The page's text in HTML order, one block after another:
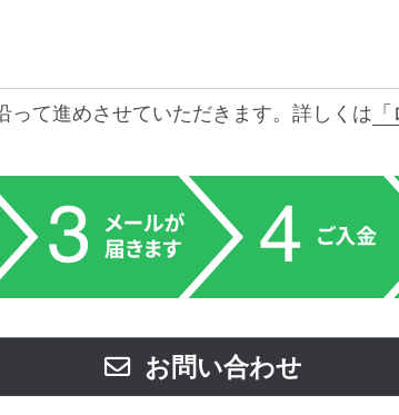
って進めさせていただきます。詳しくは
お問い合わせ